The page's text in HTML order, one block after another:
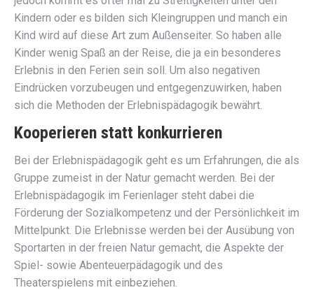
Kindern oder es bilden sich Kleingruppen und manch ein
Kind wird auf diese Art zum Außenseiter. So haben alle
Kinder wenig Spaß an der Reise, die ja ein besonderes
Erlebnis in den Ferien sein soll. Um also negativen
Eindrücken vorzubeugen und entgegenzuwirken, haben
sich die Methoden der Erlebnispädagogik bewährt.
Kooperieren statt konkurrieren
Bei der Erlebnispädagogik geht es um Erfahrungen, die als
Gruppe zumeist in der Natur gemacht werden. Bei der
Erlebnispädagogik im Ferienlager steht dabei die
Förderung der Sozialkompetenz und der Persönlichkeit im
Mittelpunkt. Die Erlebnisse werden bei der Ausübung von
Sportarten in der freien Natur gemacht, die Aspekte der
Spiel- sowie Abenteuerpädagogik und des
Theaterspielens mit einbeziehen.